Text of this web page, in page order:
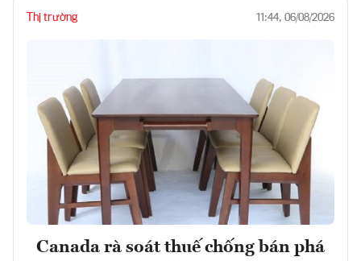
Thị trường 11:44, 06/08/2026
Canada rà soát thuế chống bán phá